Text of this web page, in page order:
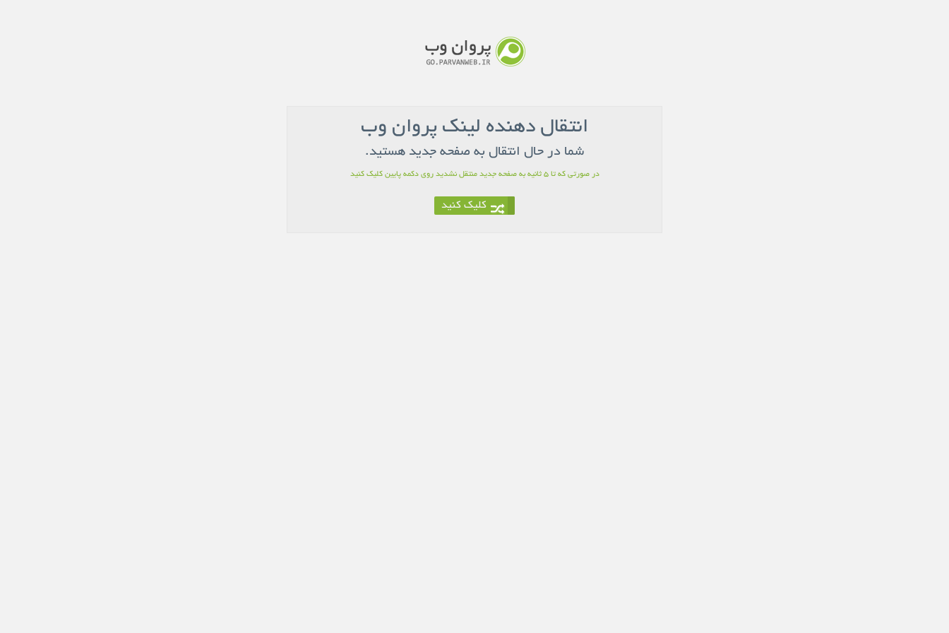
انتقال دهنده لینک پروان وب
شما در حال انتقال به صفحه جدید هستید.
در صورتی که تا 5 ثانیه به صفحه جدید منتقل نشدید روی دکمه پایین کلیک کنید
کلیک کنید